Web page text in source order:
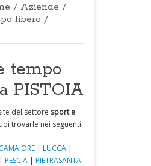
/ Aziende /
libero /
tempo
PISTOIA
del settore sport e
trovarle nei seguenti
CAMAIORE | LUCCA |
| PESCIA | PIETRASANTA